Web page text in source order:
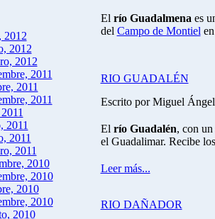
2012
2012
2012
2011
2011
2011
2011
2011
2011
2010
2010
2010
2010
2010
El río Guadalmena es
del Campo de Montiel
RIO GUADALÉN
Escrito por Miguel
El río Guadalén, con
el Guadalimar. Recibe
Leer más...
RIO DAÑADOR